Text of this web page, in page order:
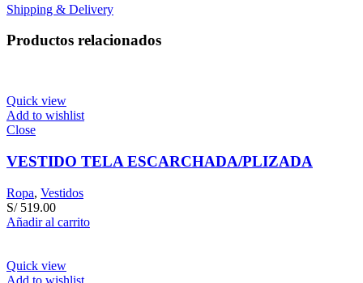
Shipping & Delivery
Productos relacionados
Quick view
Add to wishlist
Close
VESTIDO TELA ESCARCHADA/PLIZADA
Ropa, Vestidos
S/519.00
Añadir al carrito
Quick view
Add to wishlist